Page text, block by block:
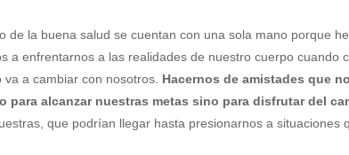
de la buena salud se cuentan con una sola mano porque
a enfrentarnos a las realidades de nuestro cuerpo cuando
a cambiar con nosotros. Hacernos de amistades que
alcanzar nuestras metas sino para disfrutar del
que podrían llegar hasta presionarnos a situaciones